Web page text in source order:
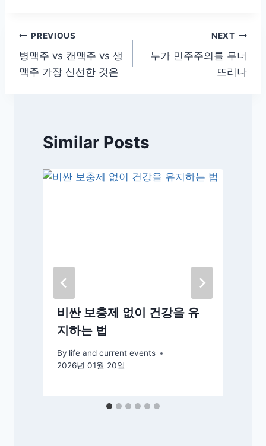
글
탐
PREVIOUS
병맥주 vs 캔맥주 vs 생
맥주 가장 신선한 것은
NEXT
누가 민주주의를 무너
뜨리나
Similar Posts
비싼 보충제 없이 건강을 유
지하는 법
By life and current events
2026년 01월 20일